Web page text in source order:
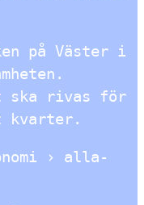
på Väster i
ska rivas för
› alla-